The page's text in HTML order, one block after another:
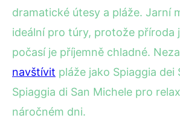
dramatické útesy a pláže. Jarní
ideální pro túry, protože příroda
počasí je příjemně chladné.
navštívit pláže jako Spiaggia dei
Spiaggia di San Michele pro
náročném dni.